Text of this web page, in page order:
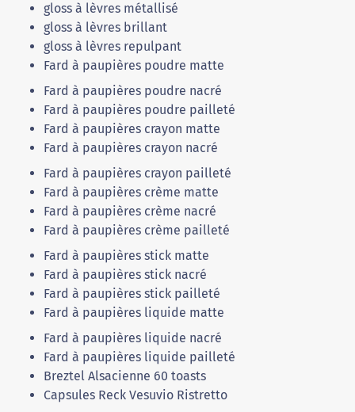
gloss à lèvres métallisé
gloss à lèvres brillant
gloss à lèvres repulpant
Fard à paupières poudre matte
Fard à paupières poudre nacré
Fard à paupières poudre pailleté
Fard à paupières crayon matte
Fard à paupières crayon nacré
Fard à paupières crayon pailleté
Fard à paupières crème matte
Fard à paupières crème nacré
Fard à paupières crème pailleté
Fard à paupières stick matte
Fard à paupières stick nacré
Fard à paupières stick pailleté
Fard à paupières liquide matte
Fard à paupières liquide nacré
Fard à paupières liquide pailleté
Breztel Alsacienne 60 toasts
Capsules Reck Vesuvio Ristretto